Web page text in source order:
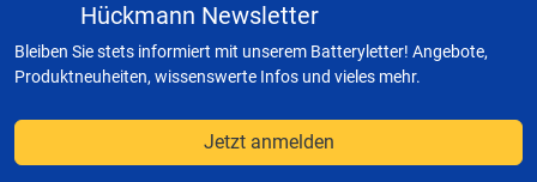
Hückmann Newsletter
Bleiben Sie stets informiert mit unserem Batteryletter! Angebote,
Produktneuheiten, wissenswerte Infos und vieles mehr.
Jetzt anmelden